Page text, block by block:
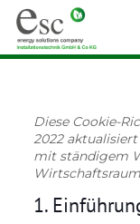
Diese Cookie-
2022
mit ständigem
1.